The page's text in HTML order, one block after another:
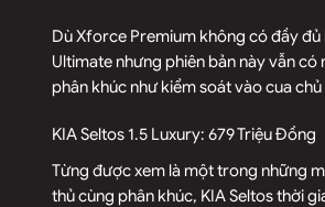
Dù Xforce Premium không có đầy đủ
Ultimate nhưng phiên bản này vẫn
phân khúc như kiểm soát vào cua
KIA Seltos 1.5 Luxury: 679 Triệu Đồng
Từng được xem là một trong những
thủ cùng phân khúc, KIA Seltos thời